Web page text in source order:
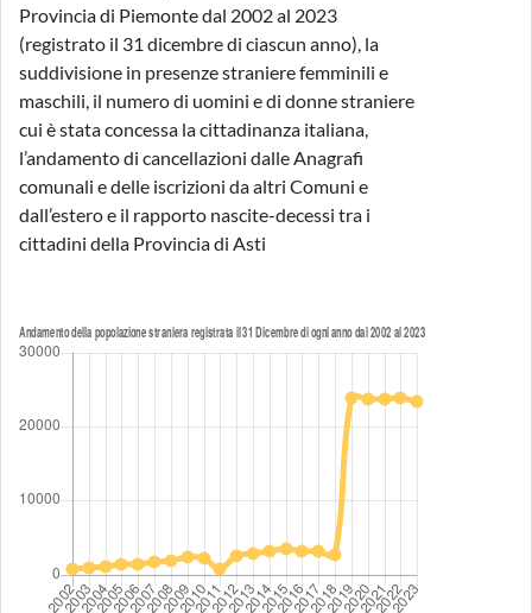
Provincia di Piemonte dal 2002 al 2023
(registrato il 31 dicembre di ciascun anno), la
suddivisione in presenze straniere femminili e
maschili, il numero di uomini e di donne straniere
cui è stata concessa la cittadinanza italiana,
l’andamento di cancellazioni dalle Anagrafi
comunali e delle iscrizioni da altri Comuni e
dall’estero e il rapporto nascite-decessi tra i
cittadini della Provincia di Asti